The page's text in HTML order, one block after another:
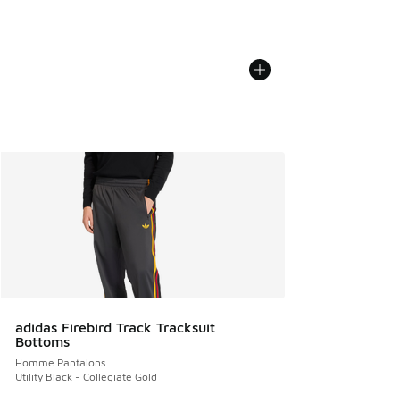
adidas Firebird Track Tracksuit
Bottoms
Homme Pantalons
Utility Black - Collegiate Gold